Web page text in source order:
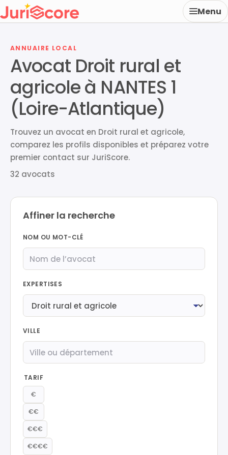
Menu
ANNUAIRE LOCAL
Avocat Droit rural et
agricole à NANTES 1
(Loire-Atlantique)
Trouvez un avocat en Droit rural et agricole,
comparez les profils disponibles et préparez votre
premier contact sur JuriScore.
32 avocats
Affiner la recherche
NOM OU MOT-CLÉ
EXPERTISES
VILLE
TARIF
€
€€
€€€
€€€€